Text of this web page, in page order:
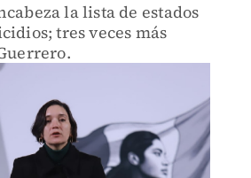
la lista de estados
tres veces más